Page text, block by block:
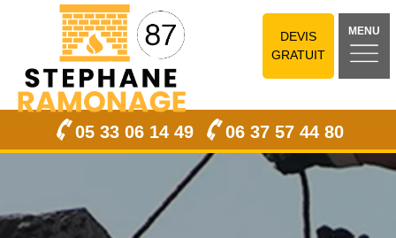
DEVIS
GRATUIT
MENU
05 33 06 14 49 06 37 57 44 80